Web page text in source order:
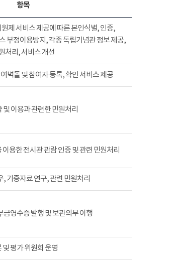
항목
제 서비스 제공에 따른 본인식별, 인증,
부정이용방지, 각종 독립기념관 정보 제공,
처리, 서비스 개선
벽돌 및 참여자 등록, 확인 서비스 제공
및 이용과 관련한 민원처리
용한 전시관 관람 인증 및 관련 민원처리
, 기증자료 연구, 관련 민원처리
금영수증 발행 및 보관의무 이행
및 평가 위원회 운영